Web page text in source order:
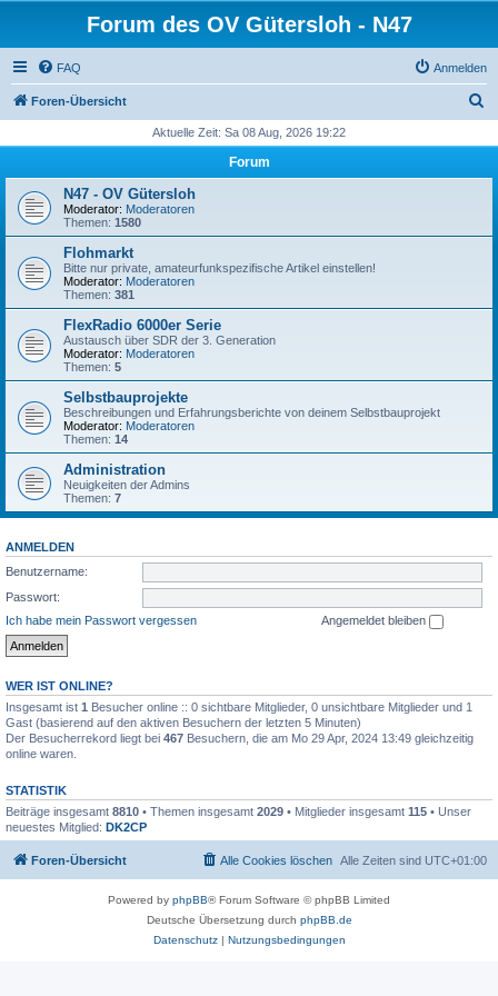
Forum des OV Gütersloh - N47
FAQ Anmelden
Foren-Übersicht
h
Aktuelle Zeit: Sa 08 Aug, 2026 19:22
Forum
N47 - OV Gütersloh
Moderator: Moderatoren
Themen: 1580
Flohmarkt
Bitte nur private, amateurfunkspezifische Artikel einstellen!
Moderator: Moderatoren
Themen: 381
FlexRadio 6000er Serie
Austausch über SDR der 3. Generation
Moderator: Moderatoren
Themen: 5
Selbstbauprojekte
Beschreibungen und Erfahrungsberichte von deinem Selbstbauprojekt
Moderator: Moderatoren
Themen: 14
Administration
Neuigkeiten der Admins
Themen: 7
ANMELDEN
Benutzername:
Passwort:
Ich habe mein Passwort vergessen
Angemeldet bleiben
WER IST ONLINE?
Insgesamt ist 1 Besucher online :: 0 sichtbare Mitglieder, 0 unsichtbare Mitglieder und 1
Gast (basierend auf den aktiven Besuchern der letzten 5 Minuten)
Der Besucherrekord liegt bei 467 Besuchern, die am Mo 29 Apr, 2024 13:49 gleichzeitig
online waren.
STATISTIK
Beiträge insgesamt 8810 • Themen insgesamt 2029 • Mitglieder insgesamt 115 • Unser
neuestes Mitglied: DK2CP
Foren-Übersicht Alle Zeiten sind UTC+01:00
Alle Cookies löschen
Powered by phpBB® Forum Software © phpBB Limited
Deutsche Übersetzung durch phpBB.de
Datenschutz| Nutzungsbedingungen